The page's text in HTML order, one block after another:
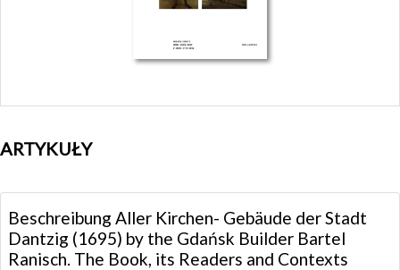
ARTYKUŁY
Beschreibung Aller Kirchen- Gebäude der Stadt
Dantzig (1695) by the Gdańsk Builder Bartel
Ranisch. The Book, its Readers and Contexts